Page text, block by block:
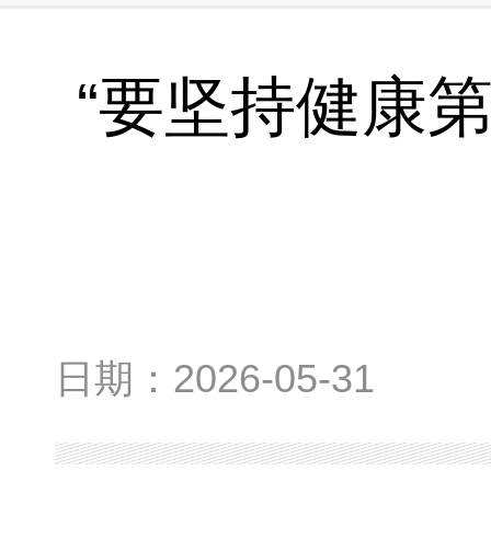
“要坚持健康
日期： 2026-05-31